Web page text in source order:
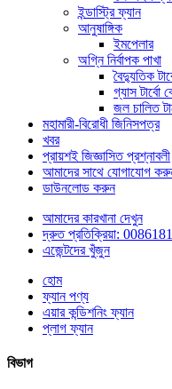
ইন্ডাস্ট্রি ফ্যান
আনুষাঙ্গিক
ইমপেলার
অগ্নি নির্বাপক পাখা
বৈদ্যুতিক
গ্যাস টার্বো
জল চালিত
মহামারী-বিরোধী জিনিসপত্র
খবর
প্রায়শই জিজ্ঞাসিত প্রশ্নাবলী
আমাদের সাথে যোগাযোগ
ডাউনলোড করুন
আমাদের কারখানা দেখুন
দ্রুত প্রতিক্রিয়া:
এজেন্টদের খুঁজুন
হোম
ফ্যান পণ্য
এয়ার কন্ডিশনিং ফ্যান
প্লাগ ফ্যান
বিভাগ